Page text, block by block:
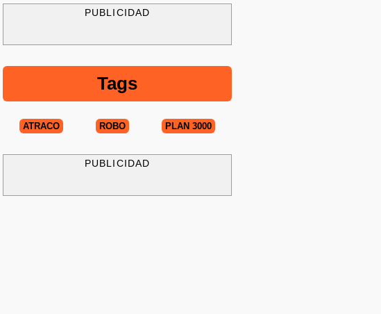
PUBLICIDAD
Tags
ATRACO ROBO PLAN 3000
PUBLICIDAD